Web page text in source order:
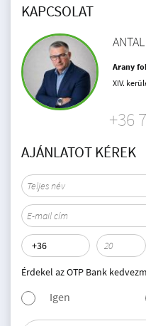
KAPCSOLAT
Arany
XIV.
+36
AJÁNLATOT KÉREK
Érdekel az OTP Bank
Igen